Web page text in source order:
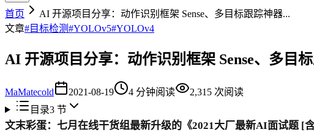
首页
AI 开源项目分享：动作识别框架 Sense、多目标跟踪神器...
文章#目标检测#YOLOv5#YOLOv4
AI 开源项目分享：动作识别框架 Sense、多目
MaMatecold 2021-08-19 4 分钟阅读 2,315 次阅读
目录3节
文末彩蛋：七月在线干货组最新升级的《2021大厂最新AI面试题 [